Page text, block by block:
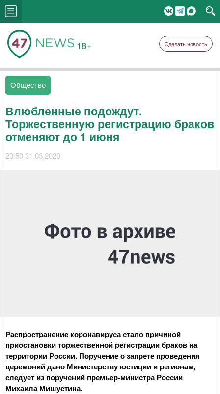
18+ Сделать новость
Общество
Влюбленные подождут.
Торжественную регистрацию браков
отменяют до 1 июня
23:50 31.03.2020
Распространение коронавируса стало причиной
приостановки торжественной регистрации браков на
территории России. Поручение о запрете проведения
церемоний дано Министерству юстиции и регионам,
следует из поручений премьер-министра России
Михаила Мишустина.